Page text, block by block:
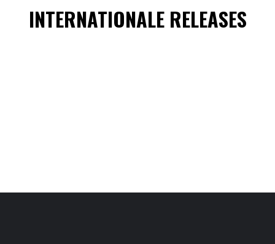
INTERNATIONALE RELEASES